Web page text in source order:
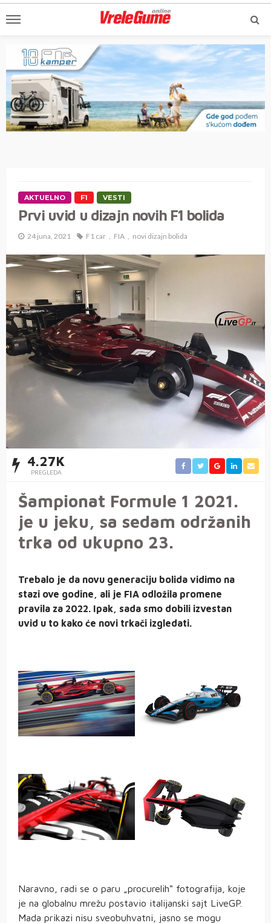
AKTUELNO F1 VESTI
Prvi uvid u dizajn novih F1 bolida
24 juna, 2021 F1 car FIA novi dizajn bolida
4.27K
PREGLEDA
Šampionat Formule 1 2021.
je u jeku, sa sedam održanih
trka od ukupno 23.
Trebalo je da novu generaciju bolida vidimo na
stazi ove godine, ali je FIA odložila promene
pravila za 2022. Ipak, sada smo dobili izvestan
uvid u to kako će novi trkači izgledati.
Naravno, radi se o paru „procurelih“ fotografija, koje
je na globalnu mrežu postavio italijanski sajt LiveGP.
Mada prikazi nisu sveobuhvatni, jasno se mogu